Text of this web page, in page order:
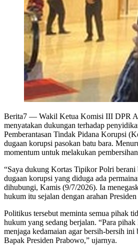
Berita7 — Wakil Ketua Komisi III DPR
menyatakan dukungan terhadap
Pemberantasan Tindak Pidana Korupsi
dugaan korupsi pasokan batu bara.
momentum untuk melakukan
“Saya dukung Kortas Tipikor Polri berani
dugaan korupsi yang diduga ada
dihubungi, Kamis (9/7/2026). Ia
hukum itu sejalan dengan arahan
Politikus tersebut meminta semua pihak
hukum yang sedang berjalan. “Para
menjaga kedamaian agar bersih-bersih ini
Bapak Presiden Prabowo,” ujarnya.